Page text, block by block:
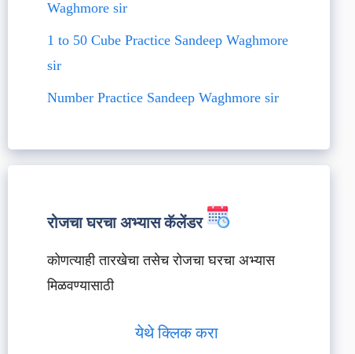
Waghmore sir
1 to 50 Cube Practice Sandeep Waghmore
sir
Number Practice Sandeep Waghmore sir
रोजचा घरचा अभ्यास कॅलेंडर
कोणत्याही तारखेचा तसेच रोजचा घरचा अभ्यास
मिळवण्यासाठी
येथे क्लिक करा